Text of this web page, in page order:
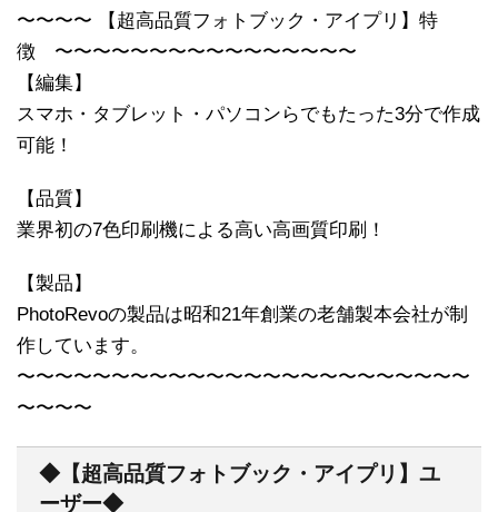
〜〜〜〜 【超高品質フォトブック・アイプリ】特
徴 〜〜〜〜〜〜〜〜〜〜〜〜〜〜〜〜
【編集】
スマホ・タブレット・パソコンらでもたった3分で作成
可能！
【品質】
業界初の7色印刷機による高い高画質印刷！
【製品】
PhotoRevoの製品は昭和21年創業の老舗製本会社が制
作しています。
〜〜〜〜〜〜〜〜〜〜〜〜〜〜〜〜〜〜〜〜〜〜〜〜
〜〜〜〜
◆【超高品質フォトブック・アイプリ】ユ
ーザー◆